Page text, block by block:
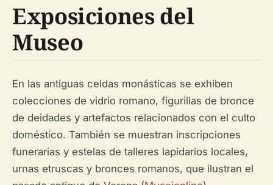
Exposiciones del
Museo
En las antiguas celdas monásticas se exhiben
colecciones de vidrio romano, figurillas de bronce
de deidades y artefactos relacionados con el culto
doméstico. También se muestran inscripciones
funerarias y estelas de talleres lapidarios locales,
urnas etruscas y bronces romanos, que ilustran el